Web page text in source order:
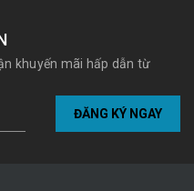
khuyến mãi hấp dẫn từ
ĐĂNG KÝ NGAY